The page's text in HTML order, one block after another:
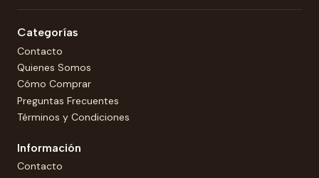
Categorías
Contacto
Quienes Somos
Cómo Comprar
Preguntas Frecuentes
Términos y Condiciones
Información
Contacto